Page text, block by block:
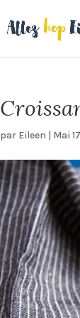
par Eileen | Mai